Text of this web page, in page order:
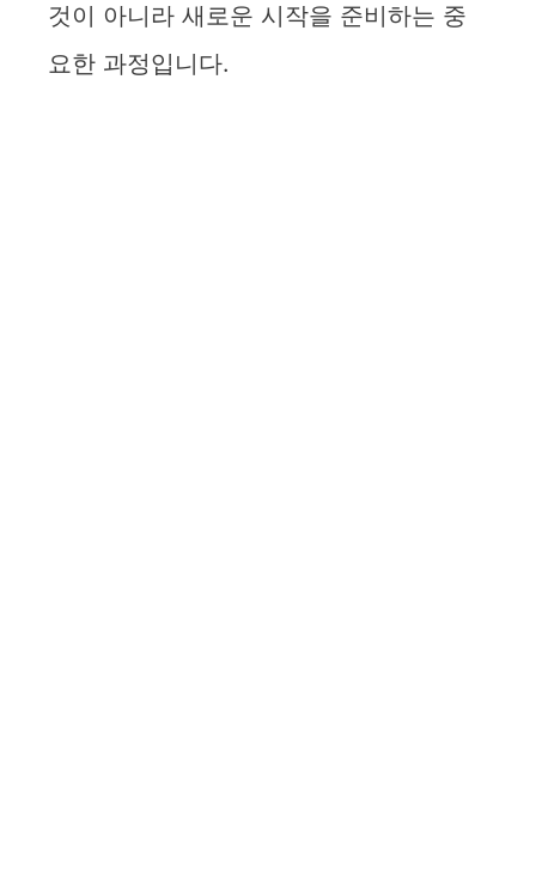
것이 아니라 새로운 시작을 준비하는 중
요한 과정입니다.